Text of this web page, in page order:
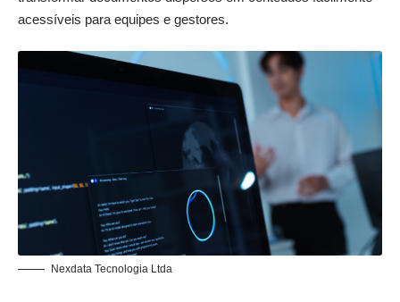
acessíveis para equipes e gestores.
Nexdata Tecnologia Ltda